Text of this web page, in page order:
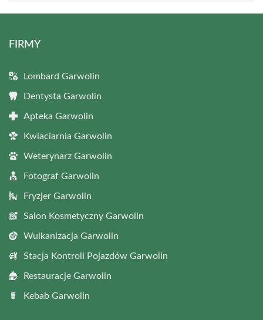
FIRMY
Lombard Garwolin
Dentysta Garwolin
Apteka Garwolin
Kwiaciarnia Garwolin
Weterynarz Garwolin
Fotograf Garwolin
Fryzjer Garwolin
Salon Kosmetyczny Garwolin
Wulkanizacja Garwolin
Stacja Kontroli Pojazdów Garwolin
Restauracje Garwolin
Kebab Garwolin